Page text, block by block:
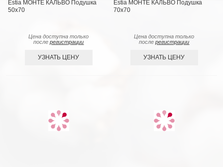
Estia МОНТЕ КАЛЬВО Подушка
50х70
Цена доступна только
послерегистрации
УЗНАТЬ ЦЕНУ
Estia МОНТЕ КАЛЬВО Подушка
70х70
Цена доступна только
послерегистрации
УЗНАТЬ ЦЕНУ